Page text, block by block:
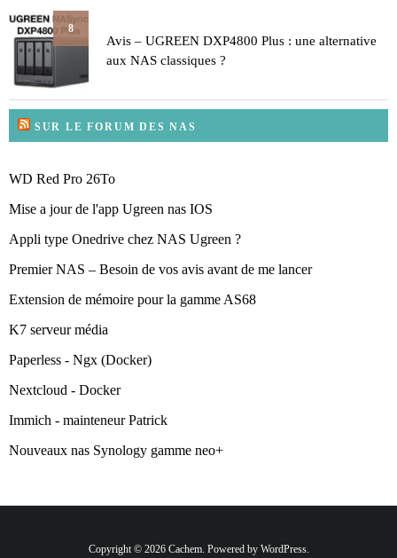
8
Avis – UGREEN DXP4800 Plus : une alternative
aux NAS classiques ?
SUR LE FORUM DES NAS
WD Red Pro 26To
Mise a jour de l'app Ugreen nas IOS
Appli type Onedrive chez NAS Ugreen ?
Premier NAS – Besoin de vos avis avant de me lancer
Extension de mémoire pour la gamme AS68
K7 serveur média
Paperless - Ngx (Docker)
Nextcloud - Docker
Immich - mainteneur Patrick
Nouveaux nas Synology gamme neo+
Copyright © 2026 Cachem. Powered by WordPress.